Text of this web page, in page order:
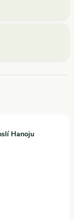
Hanoju